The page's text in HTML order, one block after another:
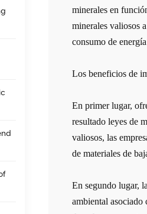
minerales en
minerales valiosos
consumo de
Los beneficios de
En primer lugar,
resultado leyes de
valiosos, las
de materiales de
En segundo lugar,
ambiental asociado